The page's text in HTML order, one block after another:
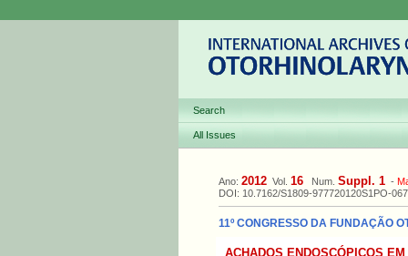
Search
All Issues
Ano: 2012 Vol. 16 Num. Suppl. 1 -
DOI: 10.7162/S1809-977720120S1PO-067
11º CONGRESSO DA FUNDAÇÃO
ACHADOS ENDOSCÓPICOS